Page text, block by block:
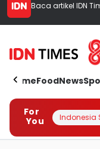
Baca artikel IDN
HomeFoodNews
For
You
Indonesia